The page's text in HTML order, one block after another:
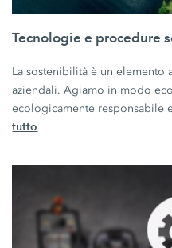
Tecnologie e procedure
La sostenibilità è un elemento
aziendali. Agiamo in modo
ecologicamente responsabile
tutto